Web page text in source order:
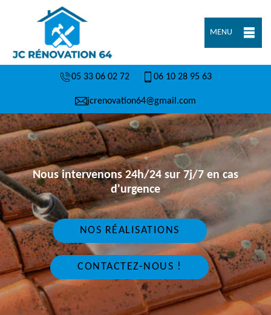
MENU
05 33 06 02 72 06 10 28 95 63
jcrenovation64@gmail.com
Nous intervenons 24h/24 sur 7j/7 en cas
d'urgence
NOS RÉALISATIONS
CONTACTEZ-NOUS !